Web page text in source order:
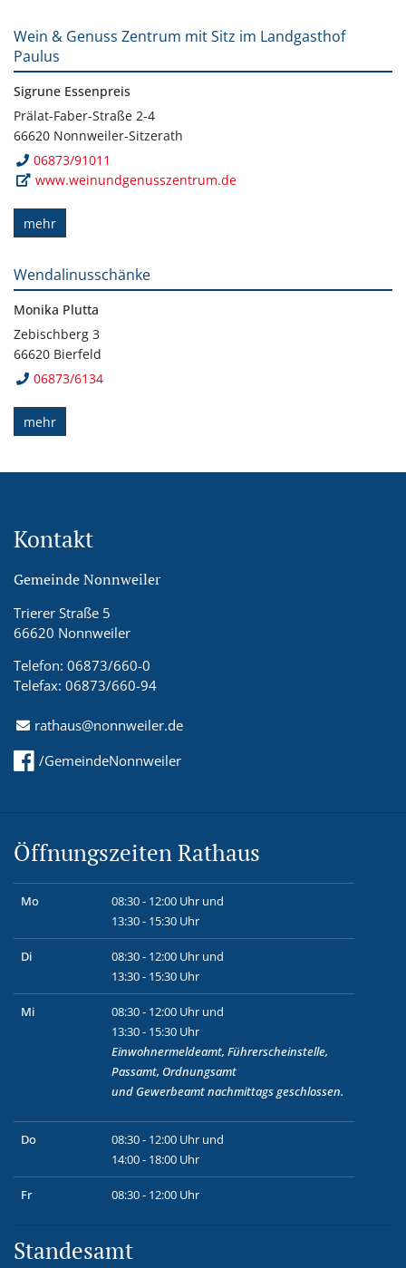
Wein & Genuss Zentrum mit Sitz im Landgasthof
Paulus
Sigrune Essenpreis
Prälat-Faber-Straße 2-4
66620 Nonnweiler-Sitzerath
06873/91011
www.weinundgenusszentrum.de
mehr
Wendalinusschänke
Monika Plutta
Zebischberg 3
66620 Bierfeld
06873/6134
mehr
Kontakt
Gemeinde Nonnweiler
Trierer Straße 5
66620 Nonnweiler
Telefon: 06873/660-0
Telefax: 06873/660-94
rathaus@nonnweiler.de
/GemeindeNonnweiler
Öffnungszeiten Rathaus
Mo
08:30 - 12:00 Uhr und
13:30 - 15:30 Uhr
Di
08:30 - 12:00 Uhr und
13:30 - 15:30 Uhr
Mi
08:30 - 12:00 Uhr und
13:30 - 15:30 Uhr
Einwohnermeldeamt, Führerscheinstelle,
Passamt, Ordnungsamt
und Gewerbeamtnachmittags geschlossen.
Do
08:30 - 12:00 Uhr und
14:00 - 18:00 Uhr
Fr 08:30 - 12:00 Uhr
Standesamt